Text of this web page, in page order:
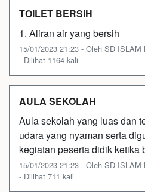
TOILET BERSIH
1. Aliran air yang bersih
15/01/2023 21:23 - Oleh SD ISLAM
- Dilihat 1164 kali
AULA SEKOLAH
Aula sekolah yang luas dan
udara yang nyaman serta
kegiatan peserta didik ketika
15/01/2023 21:23 - Oleh SD ISLAM
- Dilihat 711 kali